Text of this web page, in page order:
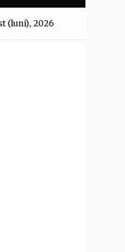
(luni), 2026